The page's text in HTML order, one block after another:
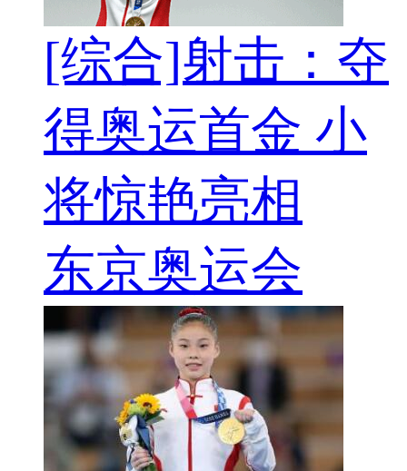
[综合]射击：夺
得奥运首金 小
将惊艳亮相
东京奥运会